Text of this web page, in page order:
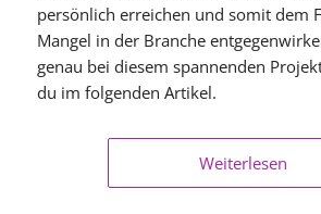
persönlich erreichen und somit dem
Mangel in der Branche
genau bei diesem spannenden
du im folgenden Artikel.
Weiterlesen